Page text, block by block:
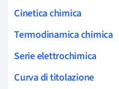
Cinetica chimica
Termodinamica chimica
Serie elettrochimica
Curva di titolazione